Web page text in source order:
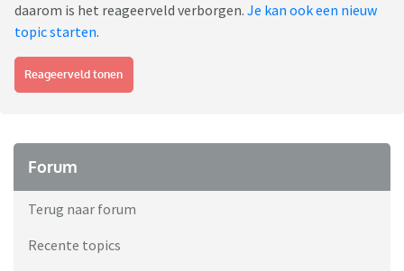
daarom is het reageerveld verborgen. Je kan ook een nieuw
topic starten.
Reageerveld tonen
Forum
Terug naar forum
Recente topics